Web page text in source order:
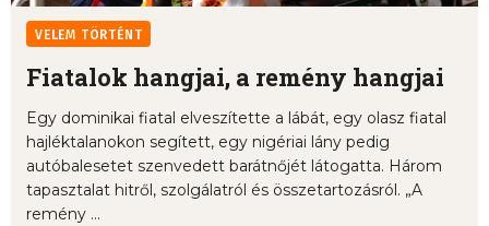
VELEM TÖRTÉNT
Fiatalok hangjai, a remény hangjai
Egy dominikai fiatal elveszítette a lábát, egy olasz fiatal
hajléktalanokon segített, egy nigériai lány pedig
autóbalesetet szenvedett barátnőjét látogatta. Három
tapasztalat hitről, szolgálatról és összetartozásról. „A
remény ...